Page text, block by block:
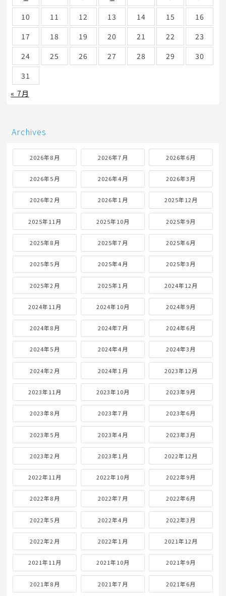
10
11 12 13 14 15
16
17
18 19 20 21 22
23
24
25 26 27 28 29
30
31
« 7月
Archives
2026年8月 2026年7月 2026年6月
2026年5月 2026年4月 2026年3月
2026年2月 2026年1月 2025年12月
2025年11月 2025年10月 2025年9月
2025年8月 2025年7月 2025年6月
2025年5月 2025年4月 2025年3月
2025年2月 2025年1月 2024年12月
2024年11月 2024年10月 2024年9月
2024年8月 2024年7月 2024年6月
2024年5月 2024年4月 2024年3月
2024年2月 2024年1月 2023年12月
2023年11月 2023年10月 2023年9月
2023年8月 2023年7月 2023年6月
2023年5月 2023年4月 2023年3月
2023年2月 2023年1月 2022年12月
2022年11月 2022年10月 2022年9月
2022年8月 2022年7月 2022年6月
2022年5月 2022年4月 2022年3月
2022年2月 2022年1月 2021年12月
2021年11月 2021年10月 2021年9月
2021年8月 2021年7月 2021年6月